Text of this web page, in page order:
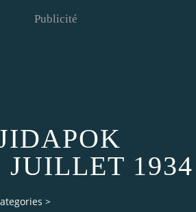
Publicité
JUILLET 1934
>